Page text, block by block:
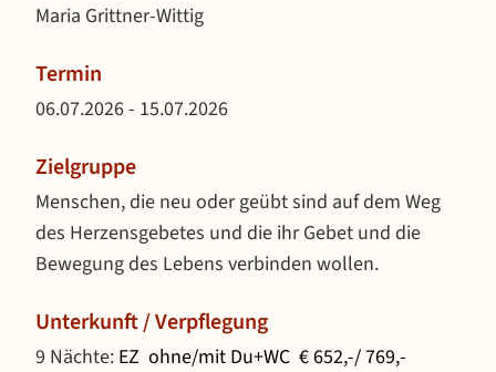
Maria Grittner-Wittig
Termin
06.07.2026 - 15.07.2026
Zielgruppe
Menschen, die neu oder geübt sind auf dem Weg
des Herzensgebetes und die ihr Gebet und die
Bewegung des Lebens verbinden wollen.
Unterkunft / Verpflegung
9 Nächte: EZ ohne/mit Du+WC € 652,-/ 769,-